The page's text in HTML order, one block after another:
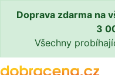
Doprava zdarma na
3
Všechny